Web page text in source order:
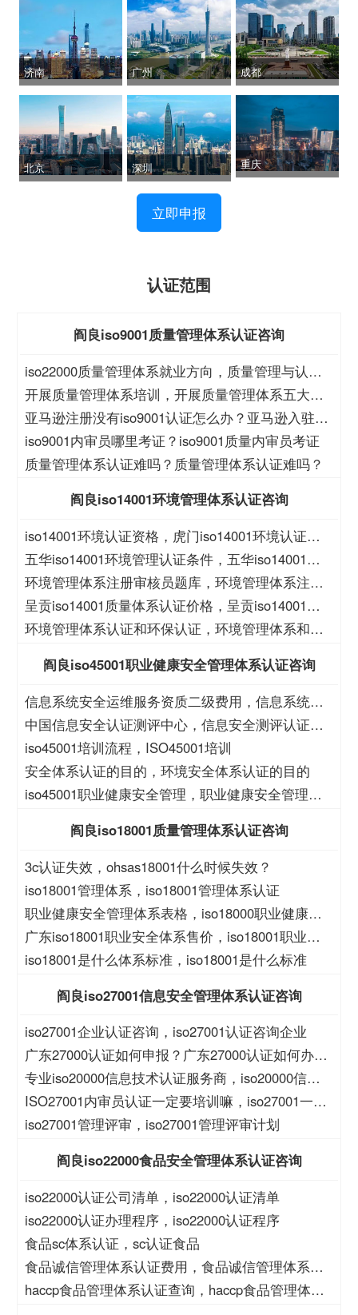
济南
北京
广州
深圳
成都
重庆
立即申报
认证范围
阎良iso9001质量管理体系认证咨询
iso22000质量管理体系就业方向，质量管理与认证
就业方向
开展质量管理体系培训，开展质量管理体系五大过
程培训
亚马逊注册没有iso9001认证怎么办？亚马逊入驻没
有iso9001怎么办？
iso9001内审员哪里考证？iso9001质量内审员考证
质量管理体系认证难吗？质量管理体系认证难吗？
阎良iso14001环境管理体系认证咨询
iso14001环境认证资格，虎门iso14001环境认证资
格
五华iso14001环境管理认证条件，五华iso14001环
境管理认证价格
环境管理体系注册审核员题库，环境管理体系注册
审核员考试题库
呈贡iso14001质量体系认证价格，呈贡iso14001质
量体系认证
环境管理体系认证和环保认证，环境管理体系和环
阎良iso45001职业健康安全管理体系认证咨询
信息系统安全运维服务资质二级费用，信息系统安
全运维服务资质二级
中国信息安全认证测评中心，信息安全测评认证中
心
iso45001培训流程，ISO45001培训
安全体系认证的目的，环境安全体系认证的目的
iso45001职业健康安全管理，职业健康安全管理
阎良iso18001质量管理体系认证咨询
3c认证失效，ohsas18001什么时候失效？
iso18001管理体系，iso18001管理体系认证
职业健康安全管理体系表格，iso18000职业健康安
全管理体系表格
广东iso18001职业安全体系售价，iso18001职业安
全体系售价
iso18001是什么体系标准，iso18001是什么标准
阎良iso27001信息安全管理体系认证咨询
iso27001企业认证咨询，iso27001认证咨询企业
广东27000认证如何申报？广东27000认证如何办
理？
专业iso20000信息技术认证服务商，iso20000信息
技术认证服务商
ISO27001内审员认证一定要培训嘛，iso27001一定
要培训么？
iso27001管理评审，iso27001管理评审计划
阎良iso22000食品安全管理体系认证咨询
iso22000认证公司清单，iso22000认证清单
iso22000认证办理程序，iso22000认证程序
食品sc体系认证，sc认证食品
食品诚信管理体系认证费用，食品诚信管理体系认
证大概费用
haccp食品管理体系认证查询，haccp食品管理体系